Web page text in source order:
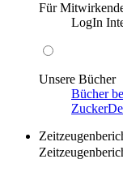
Für
LogIn
Unsere Bücher
Bücher
Zucker